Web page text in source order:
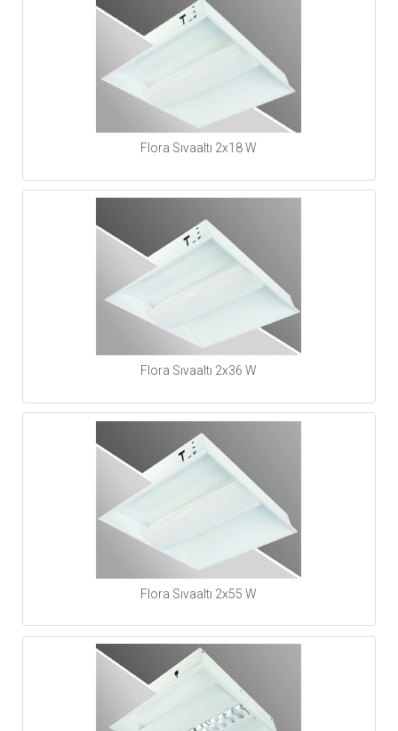
Flora Sıvaaltı 2x18 W
Flora Sıvaaltı 2x36 W
Flora Sıvaaltı 2x55 W